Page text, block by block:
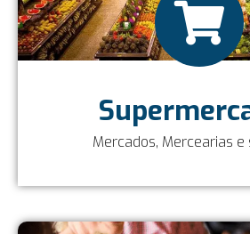
Mercados, Mercearias e